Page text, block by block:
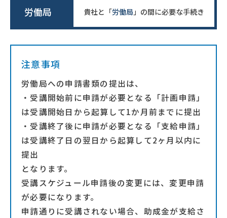
労働局 貴社と「労働局」の間に必要な手続き
注意事項
労働局への申請書類の提出は、
・受講開始前に申請が必要となる「計画申請」
は受講開始日から起算して1か月前までに提出
・受講終了後に申請が必要となる「支給申請」
は受講終了日の翌日から起算して2ヶ月以内に
提出
となります。
受講スケジュール申請後の変更には、変更申請
が必要になります。
申請通りに受講されない場合、助成金が支給さ